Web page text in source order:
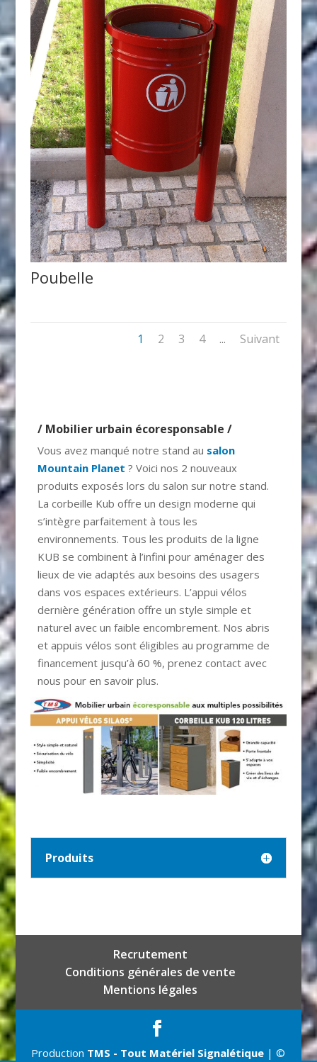
Poubelle
1 2 3 4 ... Suivant
/ Mobilier urbain écoresponsable /
Vous avez manqué notre stand au salon
Mountain Planet ? Voici nos 2 nouveaux
produits exposés lors du salon sur notre stand.
La corbeille Kub offre un design moderne qui
s’intègre parfaitement à tous les
environnements. Tous les produits de la ligne
KUB se combinent à l’infini pour aménager des
lieux de vie adaptés aux besoins des usagers
dans vos espaces extérieurs. L’appui vélos
dernière génération offre un style simple et
naturel avec un faible encombrement. Nos abris
et appuis vélos sont éligibles au programme de
financement jusqu’à 60 %, prenez contact avec
nous pour en savoir plus.
Produits
Recrutement
Conditions générales de vente
Mentions légales
Production TMS - Tout Matériel Signalétique | ©